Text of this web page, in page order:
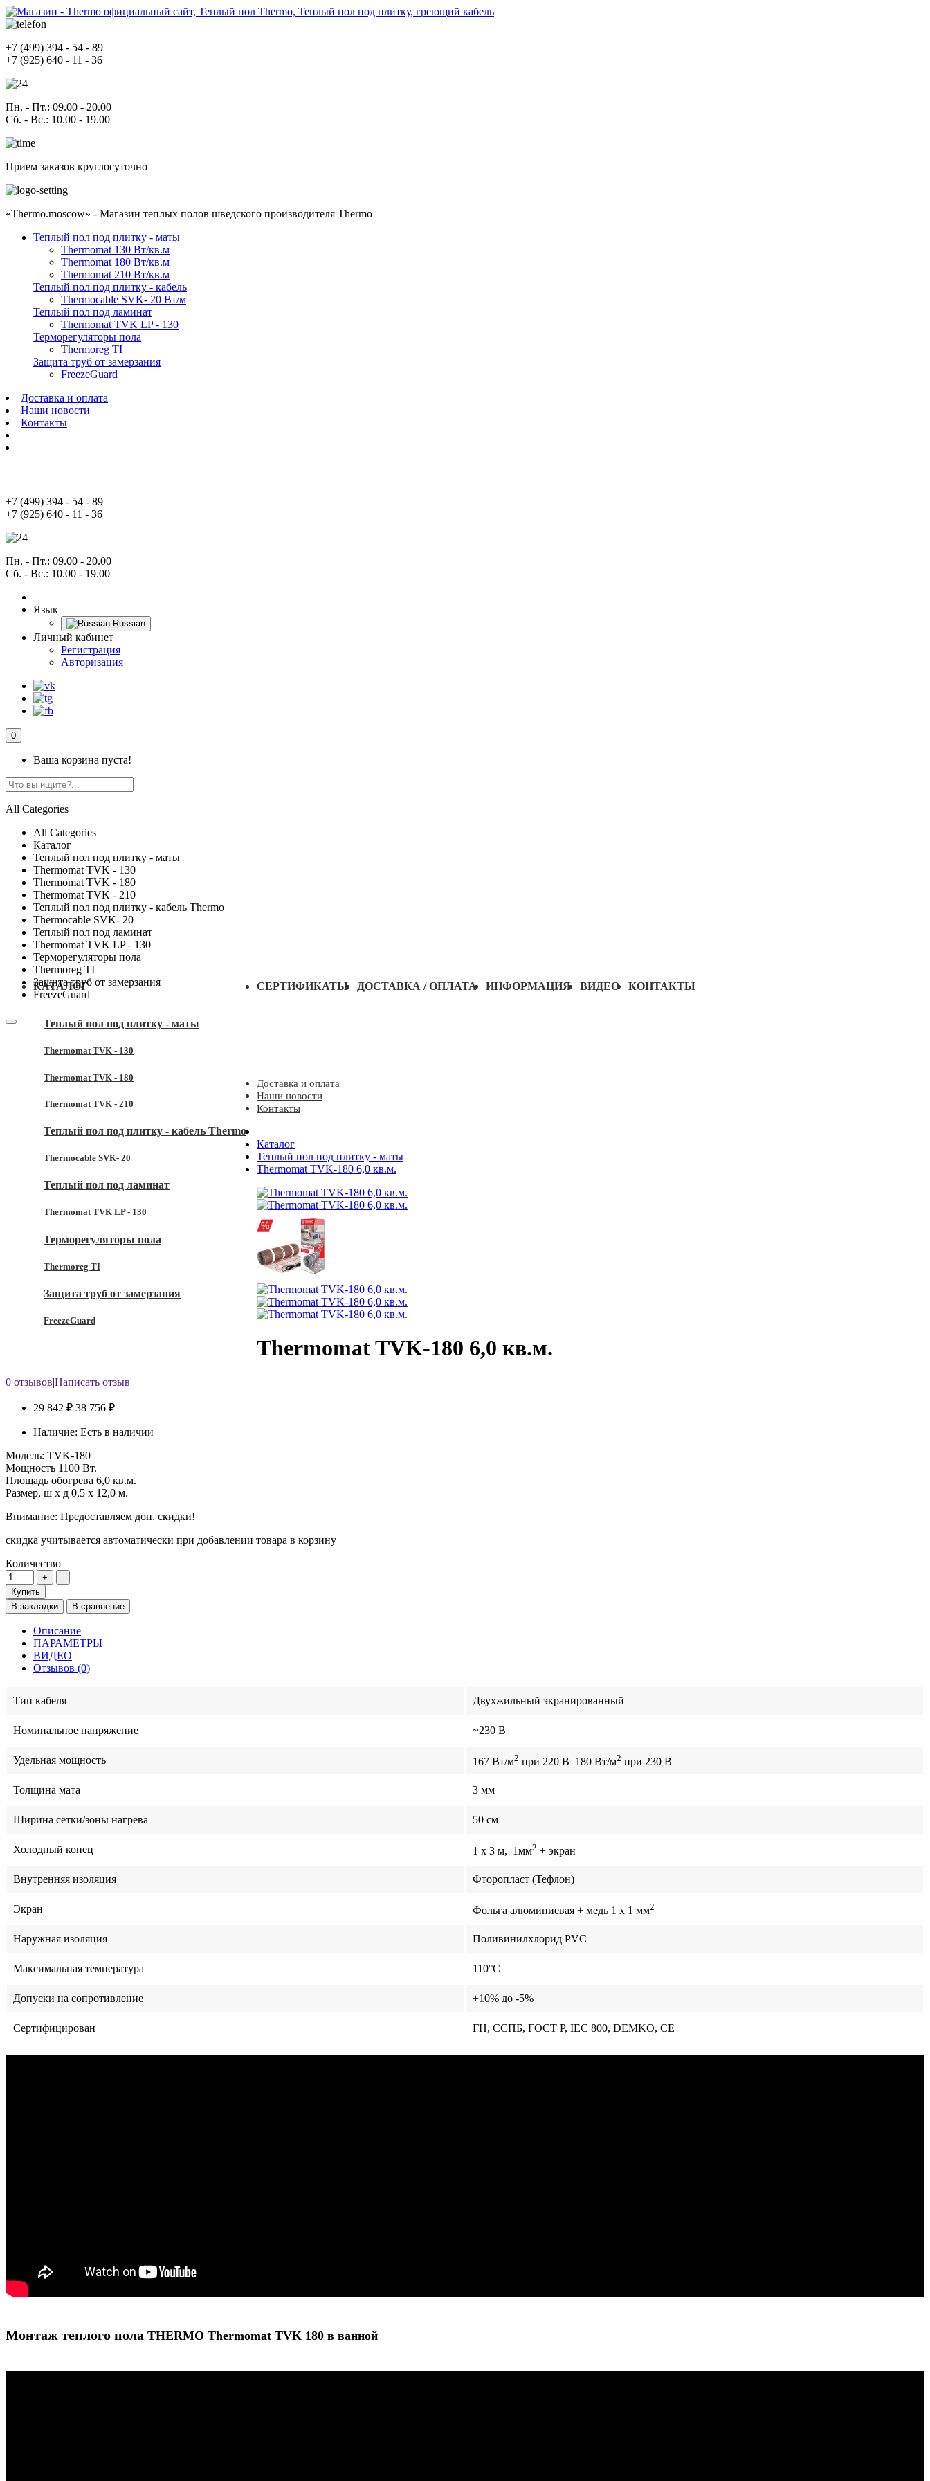
+7 (499) 394 - 54 - 89
+7 (925) 640 - 11 - 36
Пн. - Пт.: 09.00 - 20.00
Сб. - Вс.: 10.00 - 19.00
Прием заказов круглосуточно
«Thermo.moscow» - Магазин теплых полов шведского производителя Thermo
Теплый пол под плитку - маты
Thermomat 130 Вт/кв.м
Thermomat 180 Вт/кв.м
Thermomat 210 Вт/кв.м
Теплый пол под плитку - кабель
Thermocable SVK- 20 Вт/м
Теплый пол под ламинат
Thermomat TVK LP - 130
Терморегуляторы пола
Thermoreg TI
Защита труб от замерзания
FreezeGuard
Доставка и оплата
Наши новости
Контакты
+7 (499) 394 - 54 - 89
+7 (925) 640 - 11 - 36
Пн. - Пт.: 09.00 - 20.00
Сб. - Вс.: 10.00 - 19.00
Язык
Russian
Личный кабинет
Регистрация
Авторизация
0
Ваша корзина пуста!
All Categories
All Categories
Каталог
Теплый пол под плитку - маты
Thermomat TVK - 130
Thermomat TVK - 180
Thermomat TVK - 210
Теплый пол под плитку - кабель Thermo
Thermocable SVK- 20
Теплый пол под ламинат
Thermomat TVK LP - 130
Терморегуляторы пола
Thermoreg TI
Защита труб от замерзания
FreezeGuard
КАТАЛОГ
Теплый пол под плитку - маты
Thermomat TVK - 130
Thermomat TVK - 180
Thermomat TVK - 210
Теплый пол под плитку - кабель Thermo
Thermocable SVK- 20
Теплый пол под ламинат
Thermomat TVK LP - 130
Терморегуляторы пола
Thermoreg TI
Защита труб от замерзания
FreezeGuard
СЕРТИФИКАТЫ ДОСТАВКА / ОПЛАТА ИНФОРМАЦИЯ ВИДЕО КОНТАКТЫ
Доставка и оплата
Наши новости
Контакты
Каталог
Теплый пол под плитку - маты
Thermomat TVK-180 6,0 кв.м.
Thermomat TVK-180 6,0 кв.м.
0 отзывов|Написать отзыв
29 842 ₽ 38 756 ₽
Наличие: Есть в наличии
Модель: TVK-180
Мощность 1100 Вт.
Площадь обогрева 6,0 кв.м.
Размер, ш х д 0,5 x 12,0 м.
Внимание: Предоставляем доп. скидки!
скидка учитывается автоматически при добавлении товара в корзину
Количество
Купить
В закладки
В сравнение
Описание
ПАРАМЕТРЫ
ВИДЕО
Отзывов (0)
Тип кабеля Двухжильный экранированный
Номинальное напряжение ~230 В
Удельная мощность 167 Вт/м2 при 220 В 180 Вт/м2 при 230 В
Толщина мата 3 мм
Ширина сетки/зоны нагрева 50 см
Холодный конец 1 x 3 м, 1мм2 + экран
Внутренняя изоляция Фторопласт (Тефлон)
Экран Фольга алюминиевая + медь 1 x 1 мм2
Наружная изоляция Поливинилхлорид PVС
Максимальная температура 110°C
Допуски на сопротивление +10% до -5%
Сертифицирован ГН, ССПБ, ГОСТ Р, IEC 800, DEMKO, CE
Монтаж теплого пола THERMO Thermomat TVK 180 в ванной